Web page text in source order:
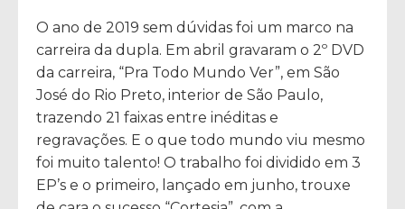
O ano de 2019 sem dúvidas foi um marco na
carreira da dupla. Em abril gravaram o 2º DVD
da carreira, “Pra Todo Mundo Ver”, em São
José do Rio Preto, interior de São Paulo,
trazendo 21 faixas entre inéditas e
regravações. E o que todo mundo viu mesmo
foi muito talento! O trabalho foi dividido em 3
EP’s e o primeiro, lançado em junho, trouxe